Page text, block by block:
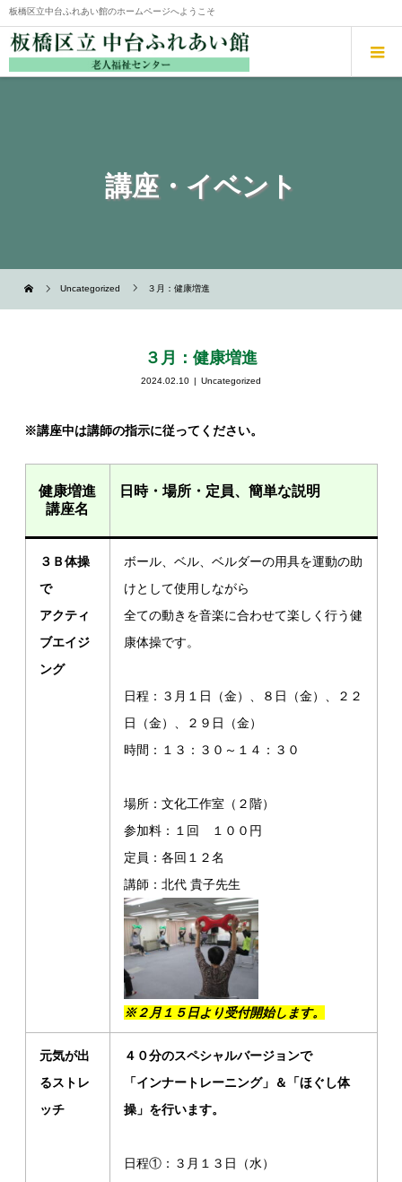
板橋区立中台ふれあい館のホームページへようこそ
講座・イベント
Uncategorized ３月：健康増進
３月：健康増進
2024.02.10 Uncategorized
※講座中は講師の指示に従ってください。
健康増進
講座名
日時・場所・定員、簡単な説明
３Ｂ体操
で
アクティ
ブエイジ
ング
ボール、ベル、ベルダーの用具を運動の助
けとして使用しながら
全ての動きを音楽に合わせて楽しく行う健
康体操です。
日程：３月１日（金）、８日（金）、２２
日（金）、２９日（金）
時間：１３：３０～１４：３０
場所：文化工作室（２階）
参加料：１回 １００円
定員：各回１２名
講師：北代 貴子先生
※２月１５日より受付開始します。
元気が出
るストレ
ッチ
４０分のスペシャルバージョンで
「インナートレーニング」＆「ほぐし体
操」を行います。
日程①：３月１３日（水）